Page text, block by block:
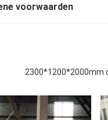
voorwaarden
2300*1200*2000mm